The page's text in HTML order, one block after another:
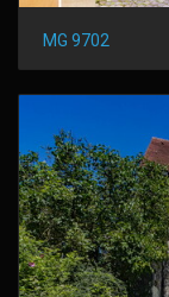
MG 9702